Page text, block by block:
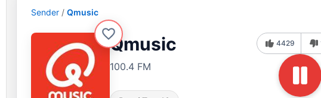
Sender Qmusic
Qmusic
100.4 FM
4429